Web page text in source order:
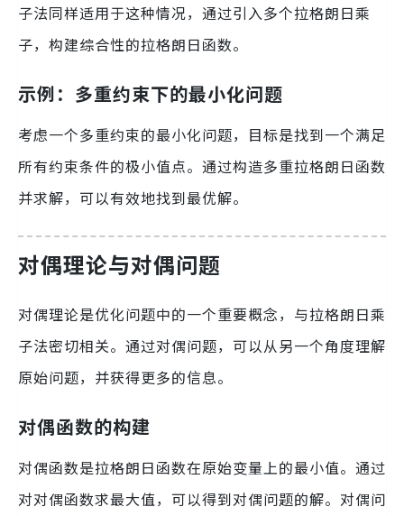
子法同样适用于这种情况，通过引入多个拉格朗日乘
子，构建综合性的拉格朗日函数。
示例：多重约束下的最小化问题
考虑一个多重约束的最小化问题，目标是找到一个满足
所有约束条件的极小值点。通过构造多重拉格朗日函数
并求解，可以有效地找到最优解。
对偶理论与对偶问题
对偶理论是优化问题中的一个重要概念，与拉格朗日乘
子法密切相关。通过对偶问题，可以从另一个角度理解
原始问题，并获得更多的信息。
对偶函数的构建
对偶函数是拉格朗日函数在原始变量上的最小值。通过
对对偶函数求最大值，可以得到对偶问题的解。对偶问